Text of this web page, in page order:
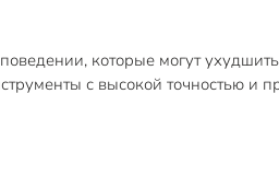
которые могут
с высокой точностью и